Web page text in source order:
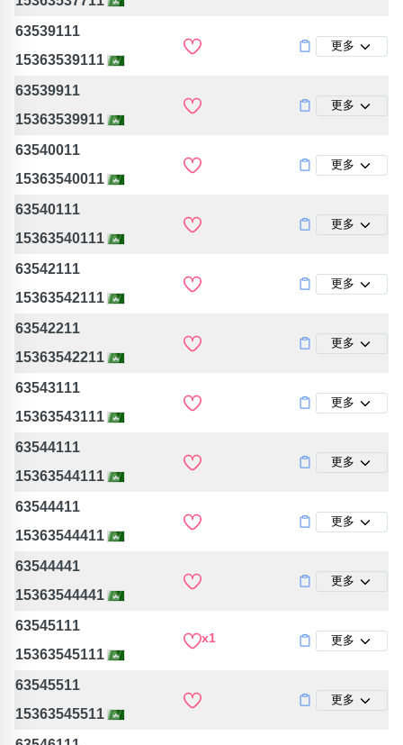
63539111
15363539111
更多
63539911
15363539911
更多
63540011
15363540011
更多
63540111
15363540111
更多
63542111
15363542111
更多
63542211
15363542211
更多
63543111
15363543111
更多
63544111
15363544111
更多
63544411
15363544411
更多
63544441
15363544441
更多
63545111
15363545111
x1 更多
63545511
15363545511
更多